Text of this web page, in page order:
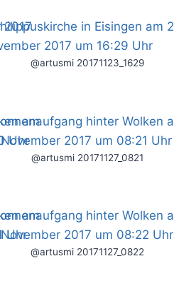
@artusmi 20171123_1629
@artusmi 20171127_0821
@artusmi 20171127_0822